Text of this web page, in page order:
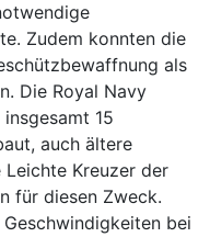
Zudem konnten die
als
Die Royal Navy
15
auch ältere
Leichte Kreuzer der
für diesen Zweck.
bei